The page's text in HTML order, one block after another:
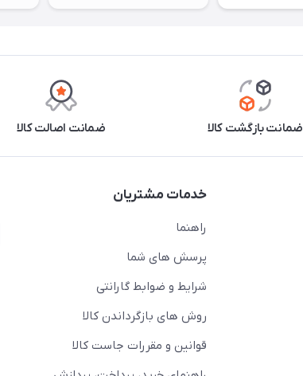
ضمانت بازگشت کالا ضمانت اصالت کالا
خدمات مشتریان
راهنما
پرسش های شما
شرایط و ضوابط گارانتی
روش های بازگرداندن کالا
قوانین و مقررات جاست کالا